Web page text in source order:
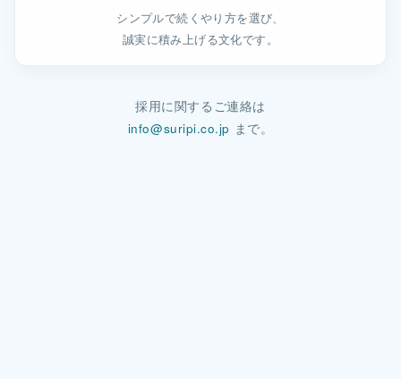
シンプルで続くやり方を選び、
誠実に積み上げる文化です。
採用に関するご連絡は
info@suripi.co.jp まで。